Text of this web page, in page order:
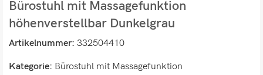
Bürostuhl mit Massagefunktion
höhenverstellbar Dunkelgrau
Artikelnummer: 332504410
Kategorie: Bürostuhl mit Massagefunktion